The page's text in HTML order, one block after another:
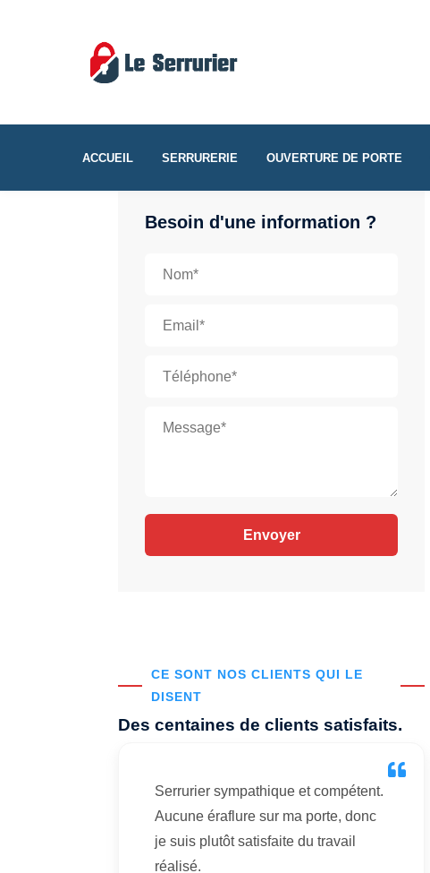
ACCUEIL SERRURERIE OUVERTURE DE PORTE
Besoin d'une information ?
CE SONT NOS CLIENTS QUI LE
DISENT
Des centaines de clients satisfaits.
Serrurier sympathique et compétent.
Aucune éraflure sur ma porte, donc
je suis plutôt satisfaite du travail
réalisé.